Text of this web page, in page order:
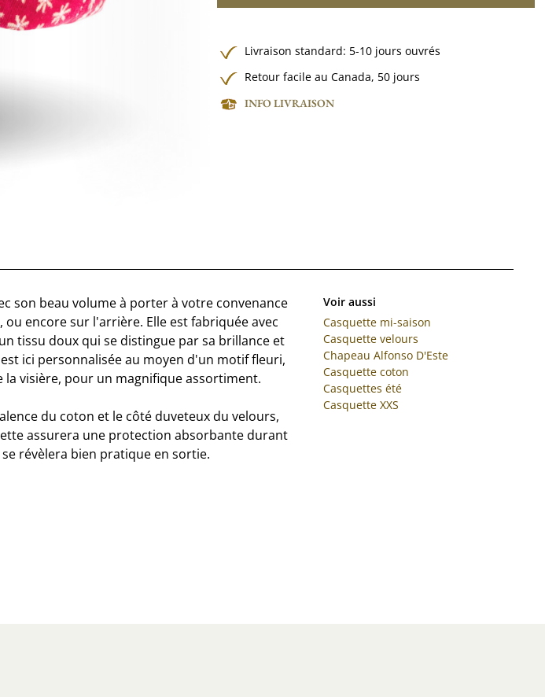
Livraison standard: 5-10 jours ouvrés
Retour facile au Canada, 50 jours
INFO LIVRAISON
son beau volume à porter à votre convenance
ou encore sur l'arrière. Elle est fabriquée avec
tissu doux qui se distingue par sa brillance et
ici personnalisée au moyen d'un motif fleuri,
la visière, pour un magnifique assortiment.
du coton et le côté duveteux du velours,
assurera une protection absorbante durant
révèlera bien pratique en sortie.
Voir aussi
Casquette mi-saison
Casquette velours
Chapeau Alfonso D'Este
Casquette coton
Casquettes été
Casquette XXS